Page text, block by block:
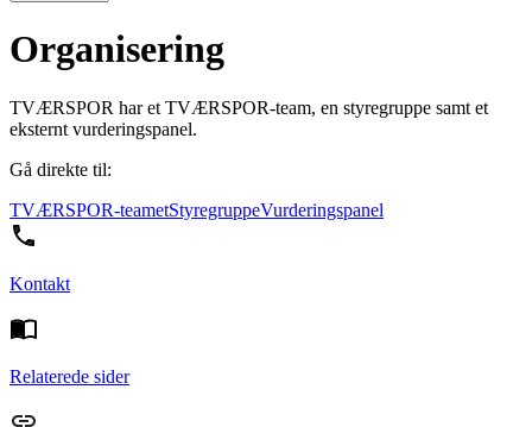
Organisering
TVÆRSPOR har et TVÆRSPOR-team, en styregruppe samt et
eksternt vurderingspanel.
Gå direkte til:
TVÆRSPOR-teametStyregruppeVurderingspanel
Kontakt
Relaterede sider